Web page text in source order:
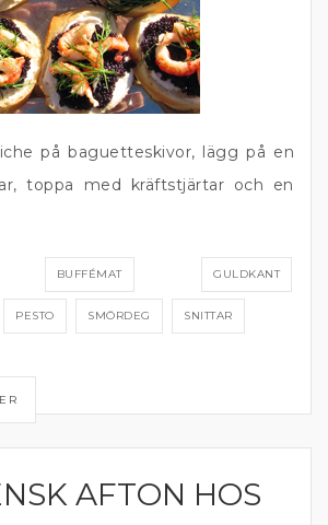
på baguetteskivor, lägg på en
toppa med kräftstjärtar och en
BUFFÉMAT GULDKANT
PESTO SMÖRDEG SNITTAR
AFTON HOS